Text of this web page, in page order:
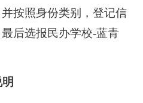
按照身份类别，登记信
后选报民办学校-蓝青